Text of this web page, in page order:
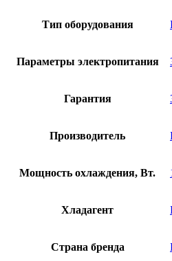
Тип оборудования
Параметры электропитания
Гарантия
Производитель
Мощность охлаждения, Вт.
Хладагент
Страна бренда